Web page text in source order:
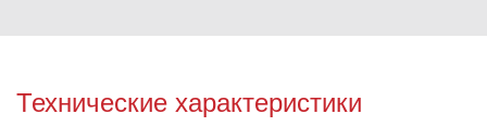
Технические характеристики